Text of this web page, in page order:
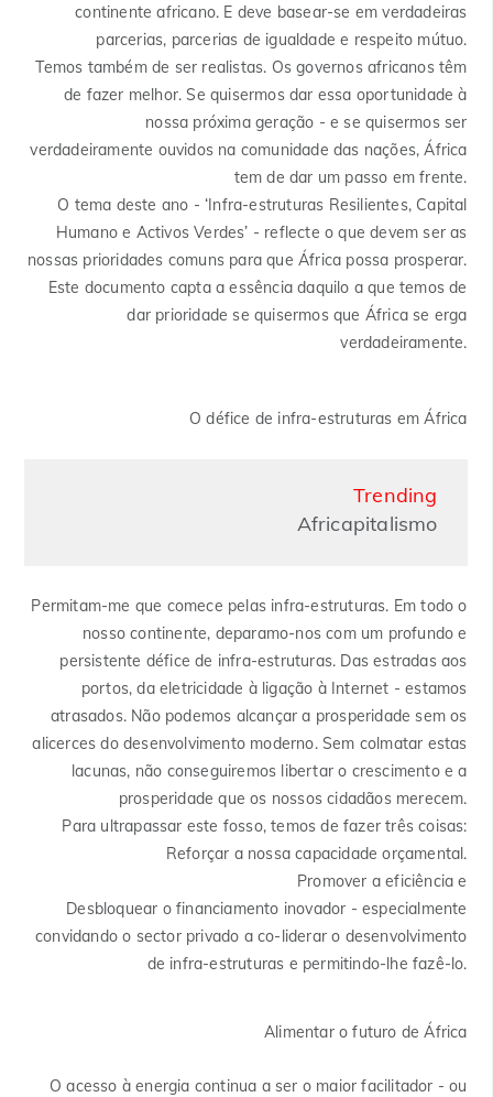
continente africano. E deve basear-se em verdadeiras
parcerias, parcerias de igualdade e respeito mútuo.
Temos também de ser realistas. Os governos africanos têm
de fazer melhor. Se quisermos dar essa oportunidade à
nossa próxima geração - e se quisermos ser
verdadeiramente ouvidos na comunidade das nações, África
tem de dar um passo em frente.
O tema deste ano - ‘Infra-estruturas Resilientes, Capital
Humano e Activos Verdes’ - reflecte o que devem ser as
nossas prioridades comuns para que África possa prosperar.
Este documento capta a essência daquilo a que temos de
dar prioridade se quisermos que África se erga
verdadeiramente.
O défice de infra-estruturas em África
Trending
Africapitalismo
Permitam-me que comece pelas infra-estruturas. Em todo o
nosso continente, deparamo-nos com um profundo e
persistente défice de infra-estruturas. Das estradas aos
portos, da eletricidade à ligação à Internet - estamos
atrasados. Não podemos alcançar a prosperidade sem os
alicerces do desenvolvimento moderno. Sem colmatar estas
lacunas, não conseguiremos libertar o crescimento e a
prosperidade que os nossos cidadãos merecem.
Para ultrapassar este fosso, temos de fazer três coisas:
Reforçar a nossa capacidade orçamental.
Promover a eficiência e
Desbloquear o financiamento inovador - especialmente
convidando o sector privado a co-liderar o desenvolvimento
de infra-estruturas e permitindo-lhe fazê-lo.
Alimentar o futuro de África
O acesso à energia continua a ser o maior facilitador - ou